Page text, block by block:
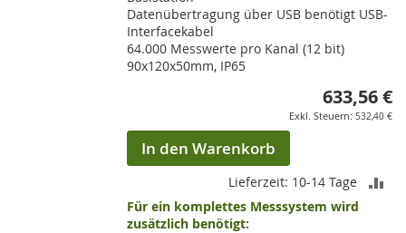
Datenübertragung über USB benötigt USB-
Interfacekabel
64.000 Messwerte pro Kanal (12 bit)
90x120x50mm, IP65
633,56 €
532,40 €
In den Warenkorb
Lieferzeit: 10-14 Tage
Für ein komplettes Messsystem wird
zusätzlich benötigt: